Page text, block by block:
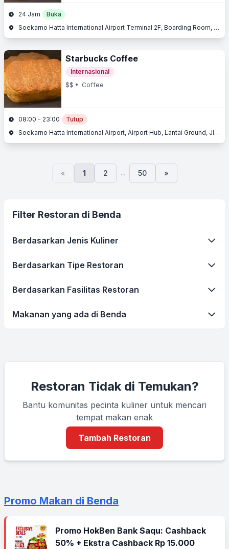
24 Jam
Buka
Soekarno Hatta International Airport Terminal 2F, Boarding Room, Jl. Raya Bandara, Benda, Tangerang, Banten
Starbucks Coffee
Internasional
$$ • Coffee
08:00 - 23:00
Tutup
Soekarno Hatta International Airport, Airport Hub, Lantai Ground, Jl. Husein Sastranegara, Benda, Tangerang, Banten
« 1 2 ... 50 »
Filter Restoran di Benda
Berdasarkan Jenis Kuliner
Berdasarkan Tipe Restoran
Berdasarkan Fasilitas Restoran
Makanan yang ada di Benda
Restoran Tidak di Temukan?
Bantu komunitas pecinta kuliner untuk mencari
tempat makan enak
Tambah Restoran
Promo Makan di Benda
Promo HokBen Bank Saqu: Cashback
50% + Ekstra Cashback Rp 15.000